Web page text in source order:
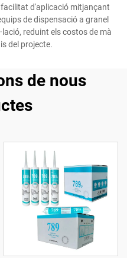
d'aplicació mitjançant
de dispensació a granel
reduint els costos de mà
del projecte.
de nous